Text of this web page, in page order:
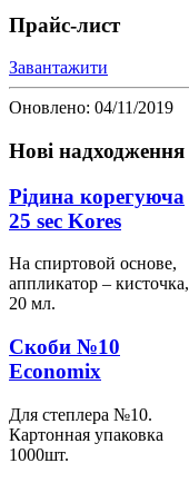
Прайс-лист
Завантажити
Оновлено: 04/11/2019
Нові надходження
Рідина корегуюча
25 sec Kores
На спиртовой основе,
аппликатор – кисточка,
20 мл.
Скоби №10
Economix
Для степлера №10.
Картонная упаковка
1000шт.